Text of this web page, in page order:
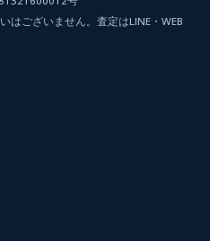
ございません。査定はLINE・WEB